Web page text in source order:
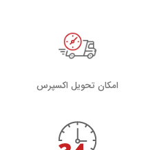
اﻣﮑﺎن ﺗﺤﻮﯾﻞ اﮐﺴﭙﺮس